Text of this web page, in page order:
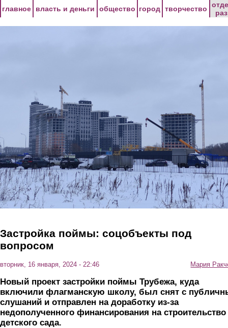
главное власть и деньги общество город творчество
Застройка поймы: соцобъекты под
вопросом
вторник, 16 января, 2024 - 22:46 Мария
Новый проект застройки поймы Трубежа, куда
включили флагманскую школу, был снят с
слушаний и отправлен на доработку из-за
недополученного финансирования на строительство
детского сада.